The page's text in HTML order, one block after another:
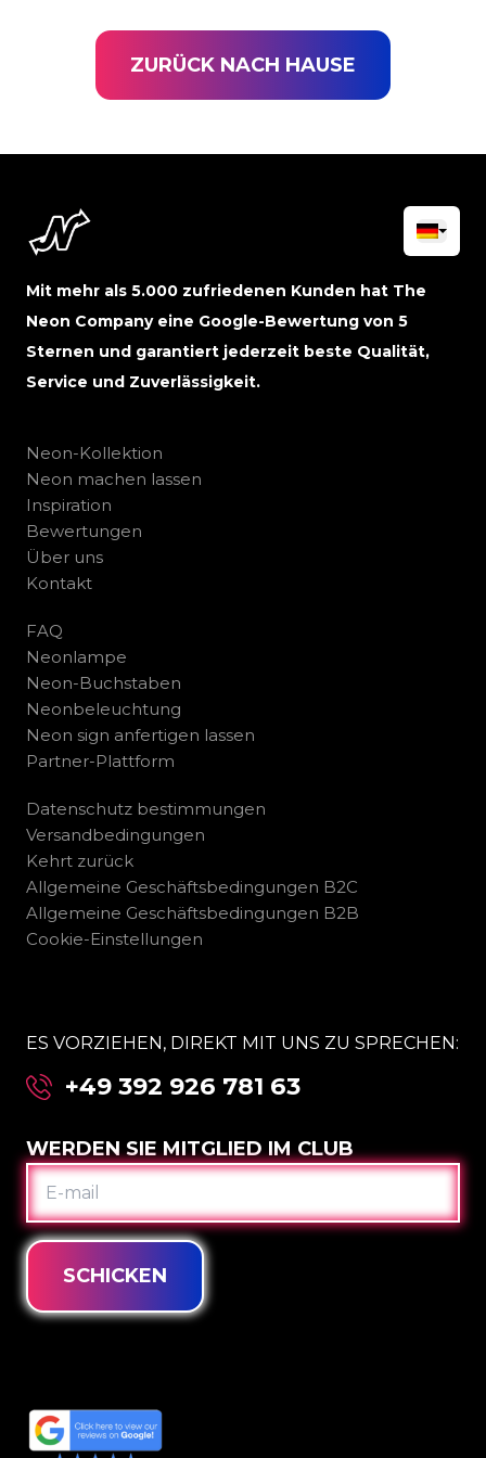
ZURÜCK NACH HAUSE
Mit mehr als 5.000 zufriedenen Kunden hat The
Neon Company eine Google-Bewertung von 5
Sternen und garantiert jederzeit beste Qualität,
Service und Zuverlässigkeit.
Neon-Kollektion
Neon machen lassen
Inspiration
Bewertungen
Über uns
Kontakt
FAQ
Neonlampe
Neon-Buchstaben
Neonbeleuchtung
Neon sign anfertigen lassen
Partner-Plattform
Datenschutz bestimmungen
Versandbedingungen
Kehrt zurück
Allgemeine Geschäftsbedingungen B2C
Allgemeine Geschäftsbedingungen B2B
Cookie-Einstellungen
ES VORZIEHEN, DIREKT MIT UNS ZU SPRECHEN:
+49 392 926 781 63
WERDEN SIE MITGLIED IM CLUB
E-
MAIL
SCHICKEN